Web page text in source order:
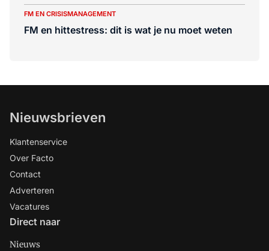
FM EN CRISISMANAGEMENT
FM en hittestress: dit is wat je nu moet weten
Nieuwsbrieven
Klantenservice
Over Facto
Contact
Adverteren
Vacatures
Direct naar
Nieuws